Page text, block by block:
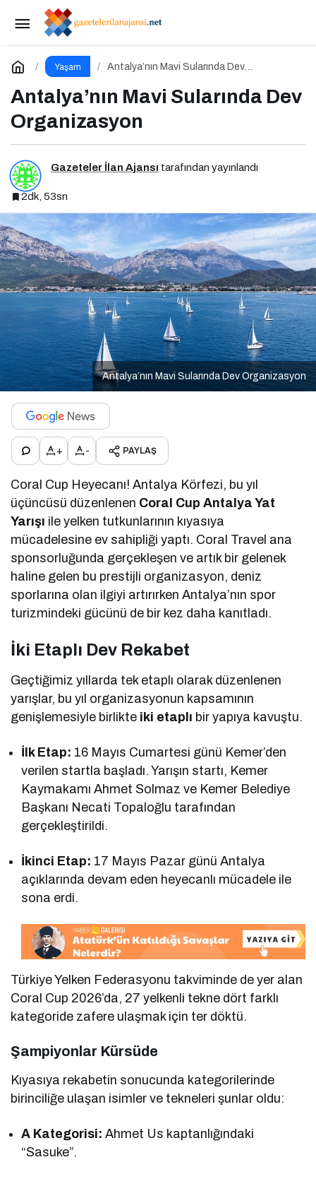
Yaşam
Antalya’nın Mavi Sularında Dev
Antalya’nın Mavi Sularında Dev
Organizasyon
Gazeteler İlan Ajansı tarafından yayınlandı
2dk, 53sn
Antalya’nın Mavi Sularında Dev Organizasyon
+ - PAYLAŞ
Coral Cup Heyecanı! Antalya Körfezi, bu yıl
üçüncüsü düzenlenen Coral Cup Antalya Yat
Yarışı ile yelken tutkunlarının kıyasıya
mücadelesine ev sahipliği yaptı. Coral Travel ana
sponsorluğunda gerçekleşen ve artık bir gelenek
haline gelen bu prestijli organizasyon, deniz
sporlarına olan ilgiyi artırırken Antalya’nın spor
turizmindeki gücünü de bir kez daha kanıtladı.
İki Etaplı Dev Rekabet
Geçtiğimiz yıllarda tek etaplı olarak düzenlenen
yarışlar, bu yıl organizasyonun kapsamının
genişlemesiyle birlikte iki etaplı bir yapıya kavuştu.
İlk Etap: 16 Mayıs Cumartesi günü Kemer’den
verilen startla başladı. Yarışın startı, Kemer
Kaymakamı Ahmet Solmaz ve Kemer Belediye
Başkanı Necati Topaloğlu tarafından
gerçekleştirildi.
İkinci Etap: 17 Mayıs Pazar günü Antalya
açıklarında devam eden heyecanlı mücadele ile
sona erdi.
Türkiye Yelken Federasyonu takviminde de yer alan
Coral Cup 2026’da, 27 yelkenli tekne dört farklı
kategoride zafere ulaşmak için ter döktü.
Şampiyonlar Kürsüde
Kıyasıya rekabetin sonucunda kategorilerinde
birinciliğe ulaşan isimler ve tekneleri şunlar oldu:
A Kategorisi: Ahmet Us kaptanlığındaki
“Sasuke”.
22 Mayıs Vizyonunda Sinema Tutkunlarını
Dopdolu Bir Hafta Bekliyor
Yorum Yap